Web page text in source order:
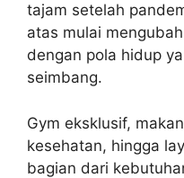
tajam setelah
atas mulai
dengan pola hidup
seimbang.
Gym eksklusif,
kesehatan, hingga
bagian dari